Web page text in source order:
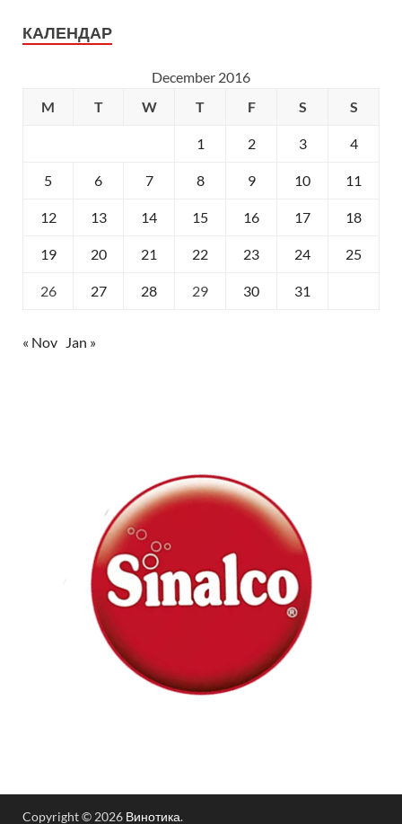
КАЛЕНДАР
December 2016
M
T W T F S S
1 2 3 4
5 6 7 8 9 10 11
12 13 14 15 16 17 18
19 20 21 22 23 24 25
26 27 28 29 30 31
« Nov Jan »
Copyright © 2026 Винотика.